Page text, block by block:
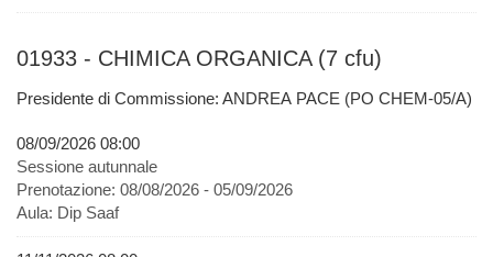
01933 - CHIMICA ORGANICA (7 cfu)
Presidente di Commissione: ANDREA PACE (PO CHEM-05/A)
08/09/2026 08:00
Sessione autunnale
Prenotazione: 08/08/2026 - 05/09/2026
Aula: Dip Saaf